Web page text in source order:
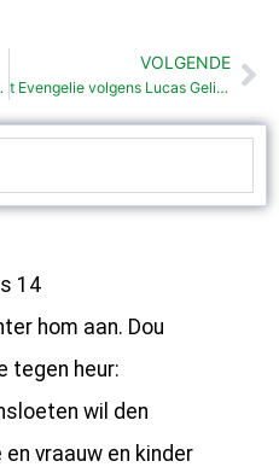
24)
VOLGENDE
t Evengelie volgens Lucas Geliekenis van t verloren schoap (15: 1- 7)
14
hom aan. Dou
tegen heur:
wil den
vraauw en kinder